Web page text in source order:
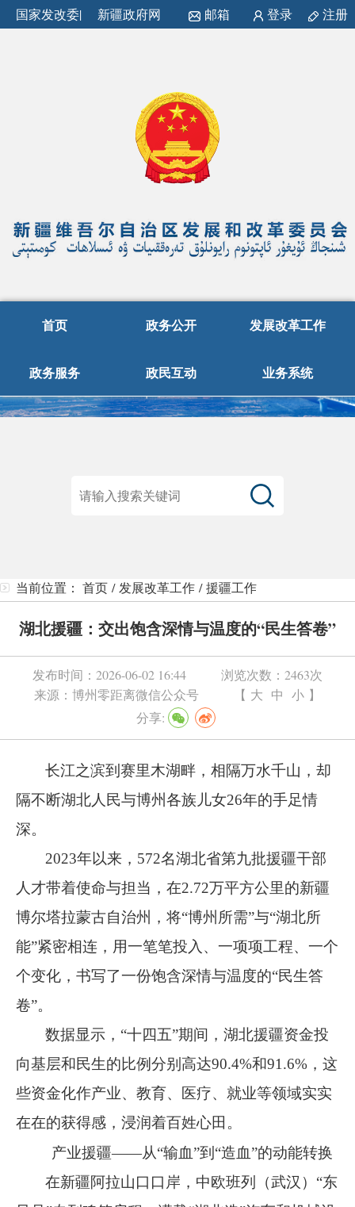
国家发改委| 新疆政府网 邮箱 登录 注册
首页 政务公开 发展改革工作
政务服务 政民互动 业务系统
当前位置： 首页 / 发展改革工作 /援疆工作
湖北援疆：交出饱含深情与温度的“民生答卷”
发布时间： 2026-06-02 16:44 浏览次数： 2463次
来源： 博州零距离微信公众号 【 大 中 小 】
分享:
长江之滨到赛里木湖畔，相隔万水千山，却
隔不断湖北人民与博州各族儿女26年的手足情
深。
2023年以来， 572名湖北省第九批援疆干部
人才带着使命与担当，在2.72万平方公里的新疆
博尔塔拉蒙古自治州，将“博州所需”与“湖北所
能”紧密相连，用一笔笔投入、一项项工程、一个
个变化，书写了一份饱含深情与温度的“民生答
卷”。
数据显示， “十四五”期间，湖北援疆资金投
向基层和民生的比例分别高达90.4%和91.6% ，这
些资金化作产业、教育、医疗、就业等领域实实
在在的获得感，浸润着百姓心田。
产业援疆——从“输血”到“造血”的动能转换
在新疆阿拉山口口岸，中欧班列（武汉） “东